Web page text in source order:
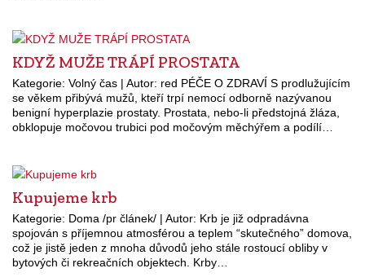
KDYŽ MUŽE TRÁPÍ PROSTATA
Kategorie: Volný čas | Autor: red PÉČE O ZDRAVÍ S prodlužujícím
se věkem přibývá mužů, kteří trpí nemocí odborně nazývanou
benigní hyperplazie prostaty. Prostata, nebo-li předstojná žláza,
obklopuje močovou trubici pod močovým měchýřem a podílí…
Kupujeme krb
Kategorie: Doma /pr článek/ | Autor: Krb je již odpradávna
spojován s příjemnou atmosférou a teplem “skutečného” domova,
což je jistě jeden z mnoha důvodů jeho stále rostoucí obliby v
bytových či rekreačních objektech. Krby…